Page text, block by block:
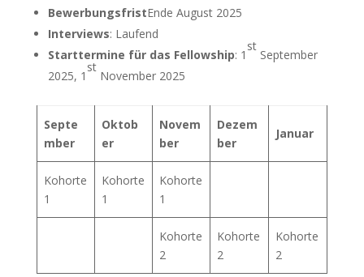
BewerbungsfristEnde August 2025
Interviews: Laufend
Starttermine für das Fellowship: 1
st
September
2025, 1
st
November 2025
Septe
mber
Oktob
er
Novem
ber
Dezem
ber
Januar
Kohorte
1
Kohorte
1
Kohorte
1
Kohorte
2
Kohorte
2
Kohorte
2